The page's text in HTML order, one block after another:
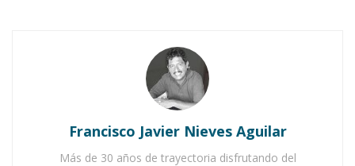
Ahuacatlán celebrá el día de Reyes con rosca y
Buena tarde taurina en Ahuacatlán
Francisco Javier Nieves Aguilar
Más de 30 años de trayectoria disfrutando del